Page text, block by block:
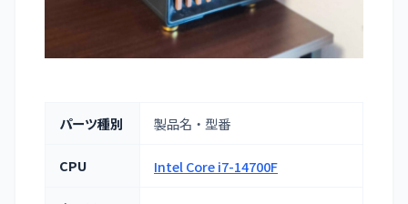
パーツ種別 製品名・型番
CPU Intel Core i7-14700F